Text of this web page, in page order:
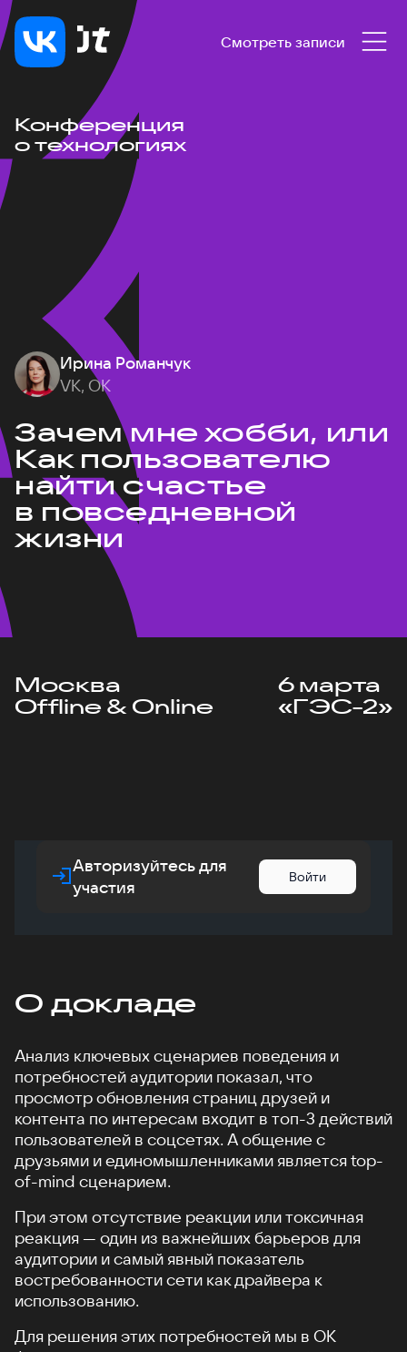
Смотреть записи
Конференция
о технологиях
Ирина Романчук
VK, ОК
Зачем мне хобби, или
Как пользователю
найти счастье
в повседневной
жизни
Москва
Offline & Online
6 марта
«ГЭС-2»
Авторизуйтесь для
участия
Войти
О докладе
Анализ ключевых сценариев поведения и
потребностей аудитории показал, что
просмотр обновления страниц друзей и
контента по интересам входит в топ-3 действий
пользователей в соцсетях. А общение с
друзьями и единомышленниками является top-
of-mind сценарием.
При этом отсутствие реакции или токсичная
реакция — один из важнейших барьеров для
аудитории и самый явный показатель
востребованности сети как драйвера к
использованию.
Для решения этих потребностей мы в ОК